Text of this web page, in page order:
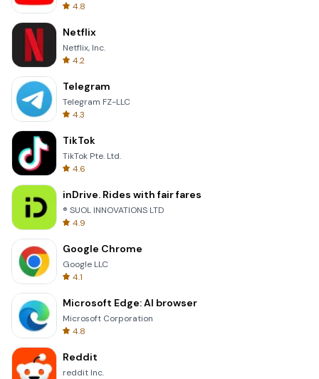
4.8
Netflix
Netflix, Inc.
4.2
Telegram
Telegram FZ-LLC
4.3
TikTok
TikTok Pte. Ltd.
4.6
inDrive. Rides with fair fares
® SUOL INNOVATIONS LTD
4.9
Google Chrome
Google LLC
4.1
Microsoft Edge: AI browser
Microsoft Corporation
4.8
Reddit
reddit Inc.